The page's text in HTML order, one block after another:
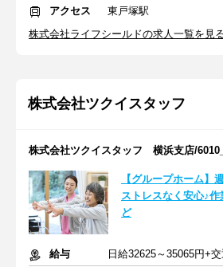
アクセス
東戸塚駅
株式会社ライフシールドの求人一覧を見
株式会社ツクイスタッフ
株式会社ツクイスタッフ 横浜支店/
【グループホーム】
ストレスなく安心♪
ど
給与
日給32625～35065円+